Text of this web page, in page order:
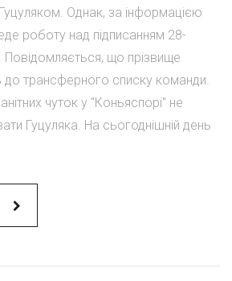
Однак, за інформацією
роботу над підписанням 28-
Повідомляється, що прізвище
до трансферного списку команди.
чуток у "Коньяспорі" не
Гуцуляка. На сьогоднішній день